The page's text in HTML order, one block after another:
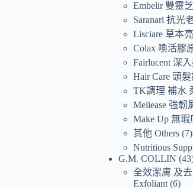
Embelir 雙靈
Saranari 抗光
Lisciare 草本
Colax 喚活膠
Fairlucent 深
Hair Care 頭
TK調理 補水
Meliease 強韌
Make Up 無瑕
其他 Others 7
Nutritious
G.M. COLLIN 43
全效潔膚 及去
Exfoliant 6